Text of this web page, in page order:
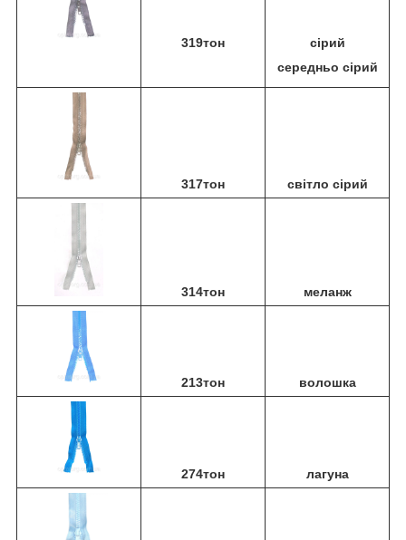
319тон
сірий
середньо сірий
317тон світло сірий
314тон меланж
213тон волошка
274тон лагуна